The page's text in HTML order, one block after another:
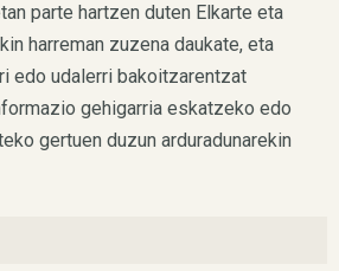
parte hartzen duten Elkarte eta
harreman zuzena daukate, eta
edo udalerri bakoitzarentzat
gehigarria eskatzeko edo
gertuen duzun arduradunarekin